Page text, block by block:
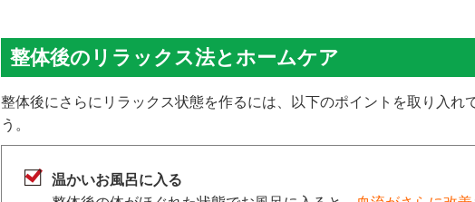
整体後のリラックス法とホームケア
整体後にさらにリラックス状態を作るには、以下のポイントを取り入れ
う。
温かいお風呂に入る